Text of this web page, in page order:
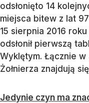
odsłonięto 14
miejsca bitew z lat
15 sierpnia 2016
odsłonił pierwszą
Wyklętym. Łącznie
Żołnierza znajdują
Jedynie czyn ma